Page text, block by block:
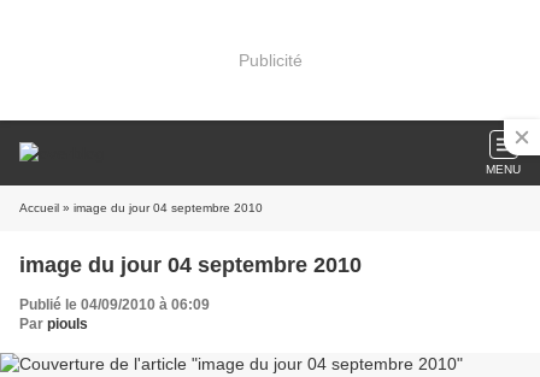
Publicité
MENU
Accueil » image du jour 04 septembre 2010
image du jour 04 septembre 2010
Publié le 04/09/2010 à 06:09
Par piouls